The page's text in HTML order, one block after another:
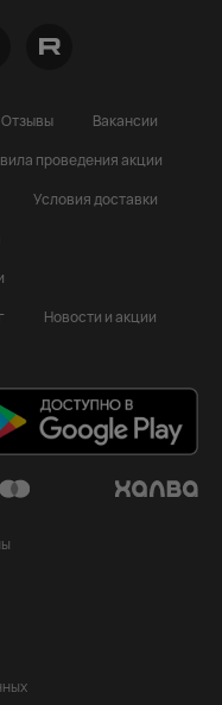
Отзывы
Вакансии
проведения акции
Условия доставки
Новости и акции